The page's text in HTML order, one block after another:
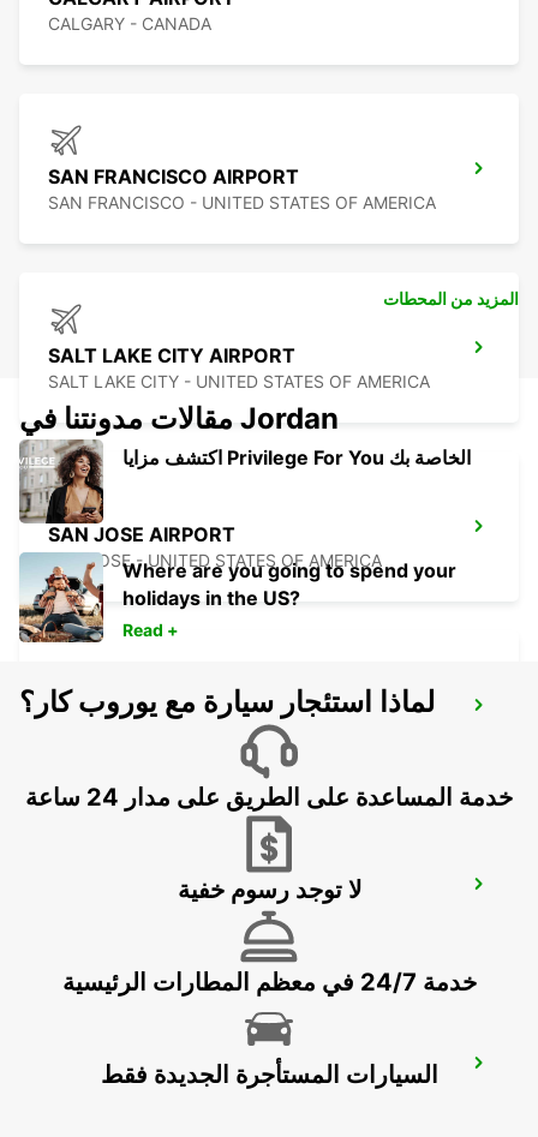
CALGARY - CANADA
SAN FRANCISCO AIRPORT
SAN FRANCISCO - UNITED STATES OF AMERICA
SALT LAKE CITY AIRPORT
SALT LAKE CITY - UNITED STATES OF AMERICA
SAN JOSE AIRPORT
SAN JOSE - UNITED STATES OF AMERICA
LAS VEGAS AIRPORT
LAS VEGAS - UNITED STATES OF AMERICA
BURBANK AIRPORT
BURBANK - UNITED STATES OF AMERICA
LOS ANGELES AIRPORT
المزيد من المحطات
مقالات مدونتنا في Jordan
اكتشف مزايا Privilege For You الخاصة بك
Where are you going to spend your
holidays in the US?
Read +
لماذا استئجار سيارة مع يوروب كار؟
خدمة المساعدة على الطريق على مدار 24 ساعة
لا توجد رسوم خفية
خدمة 24/7 في معظم المطارات الرئيسية
السيارات المستأجرة الجديدة فقط